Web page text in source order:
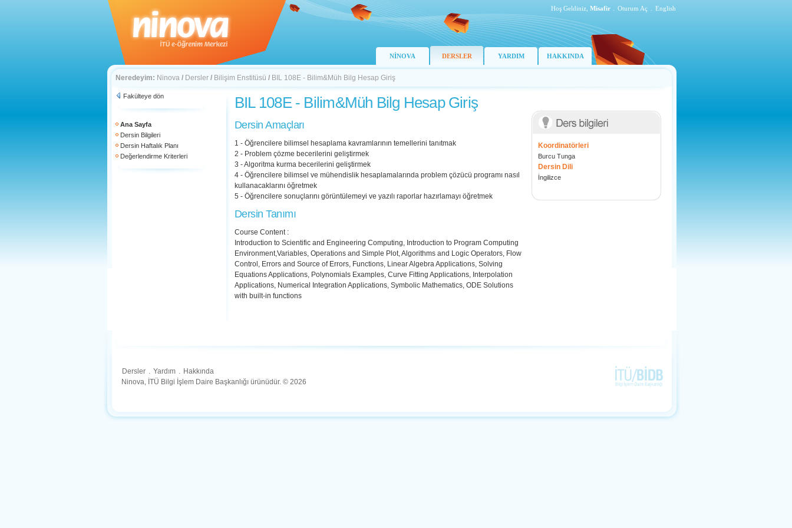
Hoş Geldiniz, Misafir Oturum Aç English
NİNOVA DERSLER YARDIM HAKKINDA
Neredeyim: Ninova / Dersler / Bilişim Enstitüsü / BIL 108E - Bilim&Müh Bilg Hesap Giriş
Fakülteye dön
Ana Sayfa
Dersin Bilgileri
Dersin Haftalık Planı
Değerlendirme Kriterleri
BIL 108E - Bilim&Müh Bilg Hesap Giriş
Dersin Amaçları
1 - Öğrencilere bilimsel hesaplama kavramlarının temellerini tanıtmak
2 - Problem çözme becerilerini geliştirmek
3 - Algoritma kurma becerilerini geliştirmek
4 - Öğrencilere bilimsel ve mühendislik hesaplamalarında problem çözücü programı nasıl
kullanacaklarını öğretmek
5 - Öğrencilere sonuçlarını görüntülemeyi ve yazılı raporlar hazırlamayı öğretmek
Dersin Tanımı
Course Content :
Introduction to Scientific and Engineering Computing, Introduction to Program Computing
Environment,Variables, Operations and Simple Plot, Algorithms and Logic Operators, Flow
Control, Errors and Source of Errors, Functions, Linear Algebra Applications, Solving
Equations Applications, Polynomials Examples, Curve Fitting Applications, Interpolation
Applications, Numerical Integration Applications, Symbolic Mathematics, ODE Solutions
with built-in functions
Koordinatörleri
Burcu Tunga
Dersin Dili
İngilizce
Dersler . Yardım . Hakkında
Ninova, İTÜ Bilgi İşlem Daire Başkanlığı ürünüdür. © 2026